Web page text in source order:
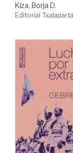
Kiza, Borja D.
Editorial